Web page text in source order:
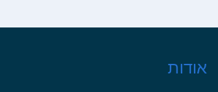
אודות